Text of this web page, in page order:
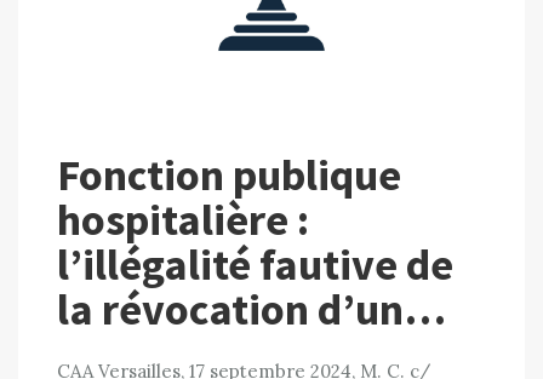
Fonction publique
hospitalière :
l’illégalité fautive de
la révocation d’un…
CAA Versailles, 17 septembre 2024, M. C. c/